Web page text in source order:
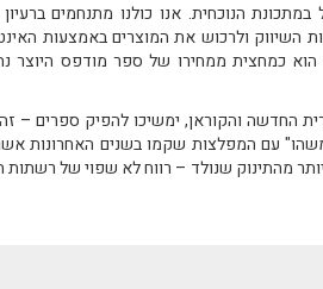
במתכונת הנוכחית. אנו כולנו מתנחמים
השיווק ולרכוש את המוצרים באמצעות
כמחצית ממחירו של ספר מודפס היוצר
החדשה והקוראן, ימשיכו להפיק ספרים –
עם המפלצות שקמו בשנים האחרונות
מהתינוק שנולד – רווח לא שפוי של